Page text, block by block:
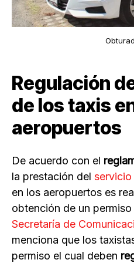
Regulación
de los taxis
aeropuertos
De acuerdo con el
la prestación del
en los aeropuertos es
obtención de un
Secretaría de
menciona que los
permiso el cual deben